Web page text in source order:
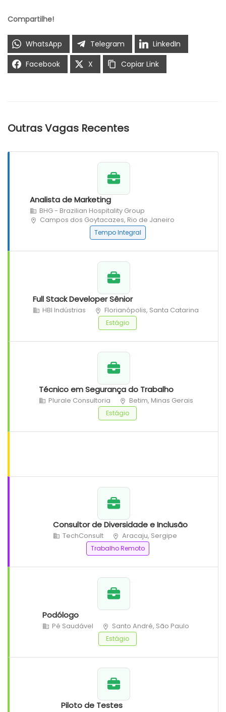
Compartilhe!
WhatsApp Telegram
LinkedIn
Facebook
X Copiar Link
Outras Vagas Recentes
Analista de Marketing
BHG - Brazilian Hospitality Group
Campos dos Goytacazes, Rio de Janeiro
Tempo Integral
Full Stack Developer Sênior
HBI Indústrias Florianópolis, Santa Catarina
Estágio
Técnico em Segurança do Trabalho
Plurale Consultoria Betim, Minas Gerais
Estágio
Consultor de Diversidade e Inclusão
TechConsult Aracaju, Sergipe
Trabalho Remoto
Podólogo
Pé Saudável Santo André, São Paulo
Estágio
Piloto de Testes